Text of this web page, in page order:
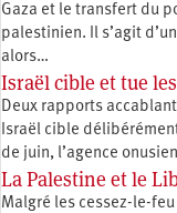
Gaza et le transfert du
palestinien. Il s’agit
alors…
Israël cible et tue
Deux rapports
Israël cible
de juin, l’agence
La Palestine et le
Malgré les cessez-le-